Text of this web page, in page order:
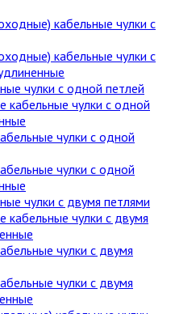
кабельные чулки с
кабельные чулки с
чулки c одной петлей
кабельные чулки с одной
чулки с одной
чулки с одной
чулки с двумя петлями
кабельные чулки с двумя
чулки с двумя
чулки с двумя